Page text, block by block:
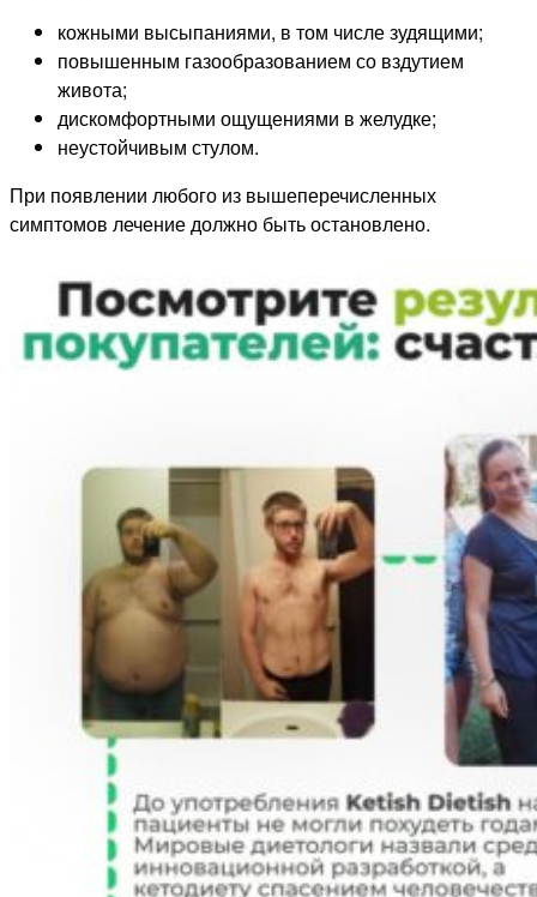
кожными высыпаниями, в том числе зудящими;
повышенным газообразованием со вздутием
живота;
дискомфортными ощущениями в желудке;
неустойчивым стулом.
При появлении любого из вышеперечисленных
симптомов лечение должно быть остановлено.